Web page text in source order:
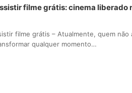
filme grátis: cinema liberado
filme grátis – Atualmente, quem não
qualquer momento…